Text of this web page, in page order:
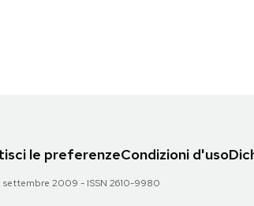
le preferenzeCondizioni d'uso
settembre 2009 - ISSN 2610-9980